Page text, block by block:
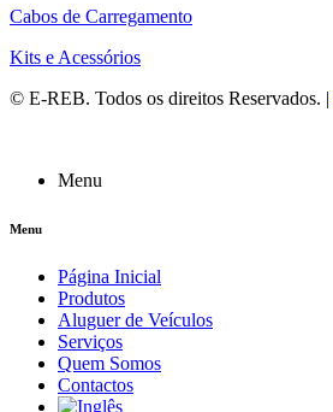
Cabos de Carregamento
Kits e Acessórios
© E-REB. Todos os direitos Reservados. |
Menu
Menu
Página Inicial
Produtos
Aluguer de Veículos
Serviços
Quem Somos
Contactos